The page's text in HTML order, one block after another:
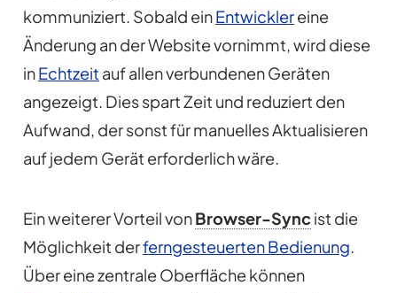
kommuniziert. Sobald einEntwicklereine
Änderung an der Website vornimmt, wird diese
inEchtzeit auf allen verbundenen Geräten
angezeigt. Dies spart Zeit und reduziert den
Aufwand, der sonst für manuelles Aktualisieren
auf jedem Gerät erforderlich wäre.
Ein weiterer Vorteil vonBrowser-Syncist die
Möglichkeit derferngesteuerten Bedienung.
Über eine zentrale Oberfläche können